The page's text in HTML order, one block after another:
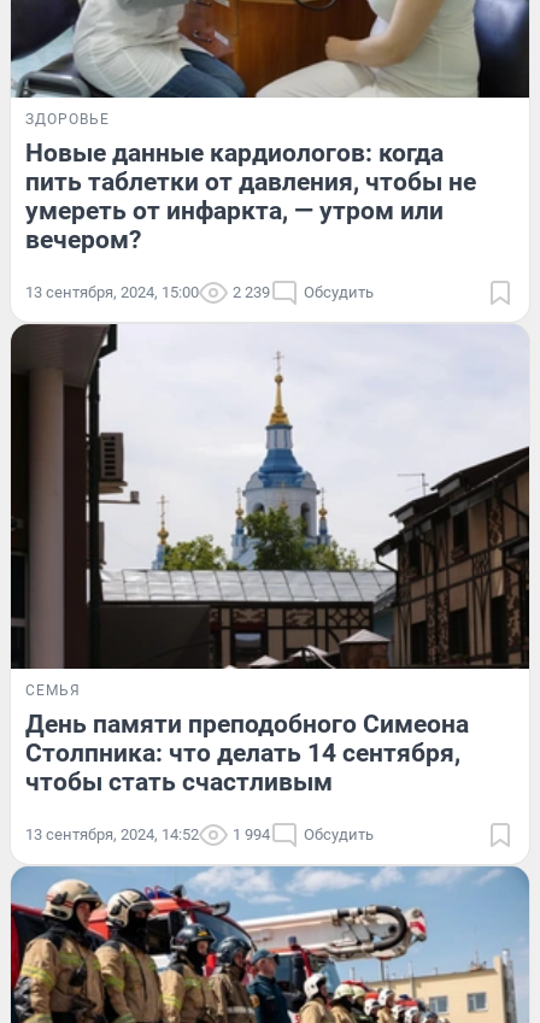
ЗДОРОВЬЕ
Новые данные кардиологов: когда
пить таблетки от давления, чтобы не
умереть от инфаркта, — утром или
вечером?
13 сентября, 2024, 15:00 2 239 Обсудить
СЕМЬЯ
День памяти преподобного Симеона
Столпника: что делать 14 сентября,
чтобы стать счастливым
13 сентября, 2024, 14:52 1 994 Обсудить